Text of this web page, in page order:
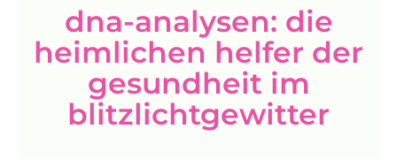
dna-analysen: die
heimlichen helfer der
gesundheit im
blitzlichtgewitter